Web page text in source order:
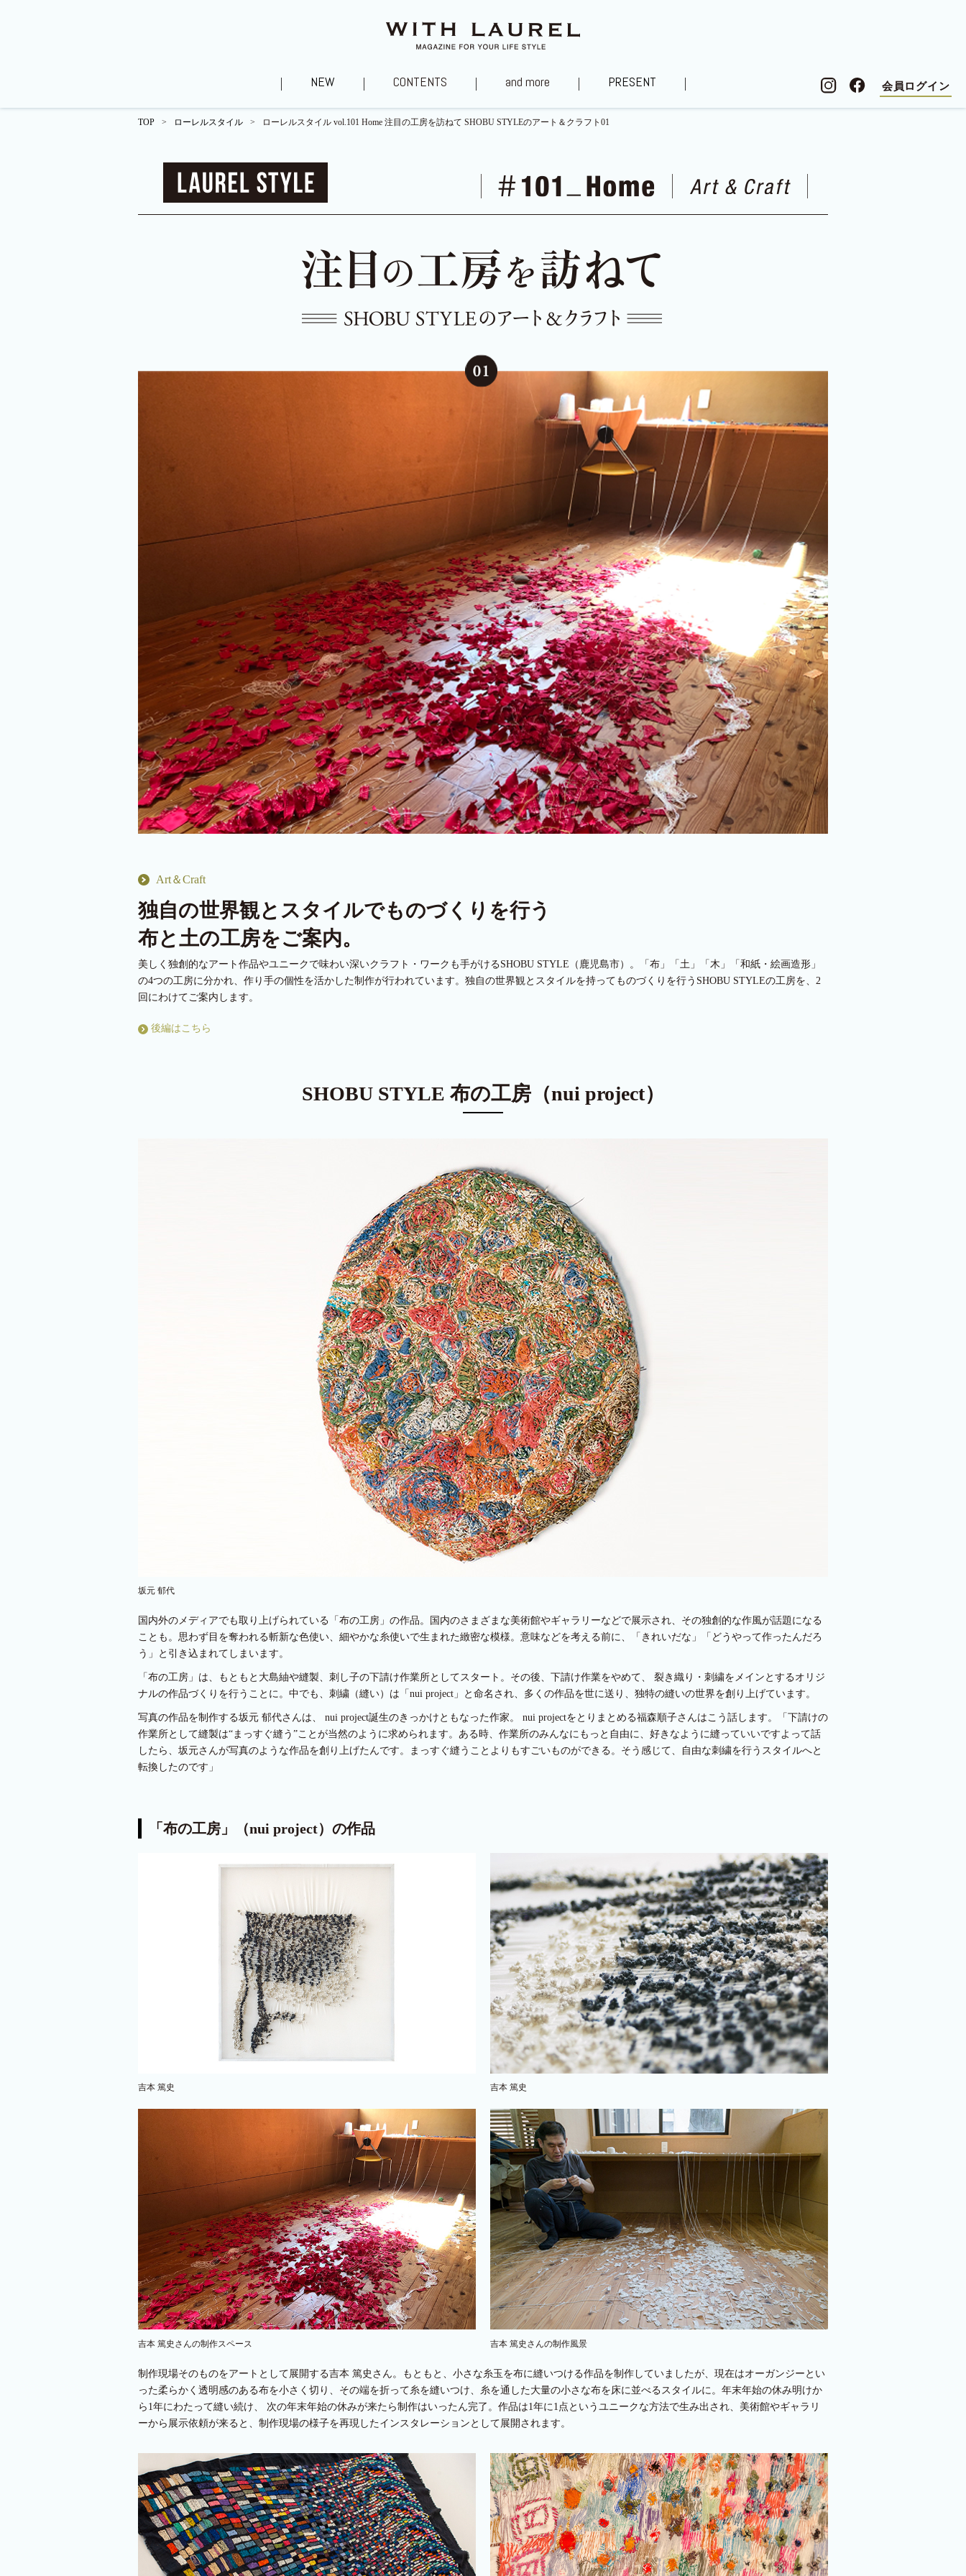
NEW CONTENTS and more PRESENT 会員ログイン
TOP > ローレルスタイル > ローレルスタイル vol.101 Home 注目の工房を訪ねて SHOBU STYLEのアート＆クラフト01
Art＆Craft
独自の世界観とスタイルでものづくりを行う
布と土の工房をご案内。
美しく独創的なアート作品やユニークで味わい深いクラフト・ワークも手がけるSHOBU STYLE（鹿児島市）。「布」「土」「木」「和紙・絵画造形」
の4つの工房に分かれ、作り手の個性を活かした制作が行われています。独自の世界観とスタイルを持ってものづくりを行うSHOBU STYLEの工房を、2
回にわけてご案内します。
後編はこちら
SHOBU STYLE 布の工房（nui project）
坂元 郁代
国内外のメディアでも取り上げられている「布の工房」の作品。国内のさまざまな美術館やギャラリーなどで展示され、その独創的な作風が話題になる
ことも。思わず目を奪われる斬新な色使い、細やかな糸使いで生まれた緻密な模様。意味などを考える前に、「きれいだな」「どうやって作ったんだろ
う」と引き込まれてしまいます。
「布の工房」は、もともと大島紬や縫製、刺し子の下請け作業所としてスタート。その後、下請け作業をやめて、 裂き織り・刺繍をメインとするオリジ
ナルの作品づくりを行うことに。中でも、刺繍（縫い）は「nui project」と命名され、多くの作品を世に送り、独特の縫いの世界を創り上げています。
写真の作品を制作する坂元 郁代さんは、 nui project誕生のきっかけともなった作家。 nui projectをとりまとめる福森順子さんはこう話します。「下請けの
作業所として縫製は“まっすぐ縫う”ことが当然のように求められます。ある時、作業所のみんなにもっと自由に、好きなように縫っていいですよって話
したら、坂元さんが写真のような作品を創り上げたんです。まっすぐ縫うことよりもすごいものができる。そう感じて、自由な刺繍を行うスタイルへと
転換したのです」
「布の工房」（nui project）の作品
吉本 篤史 吉本 篤史
吉本 篤史さんの制作スペース 吉本 篤史さんの制作風景
制作現場そのものをアートとして展開する吉本 篤史さん。もともと、小さな糸玉を布に縫いつける作品を制作していましたが、現在はオーガンジーとい
った柔らかく透明感のある布を小さく切り、その端を折って糸を縫いつけ、糸を通した大量の小さな布を床に並べるスタイルに。年末年始の休み明けか
ら1年にわたって縫い続け、 次の年末年始の休みが来たら制作はいったん完了。作品は1年に1点というユニークな方法で生み出され、美術館やギャラリ
ーから展示依頼が来ると、制作現場の様子を再現したインスタレーションとして展開されます。